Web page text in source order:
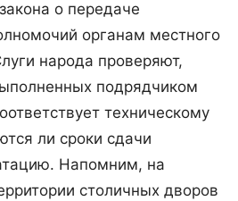
о передаче
органам местного
народа проверяют,
подрядчиком
техническому
ли сроки сдачи
Напомним, на
столичных дворов